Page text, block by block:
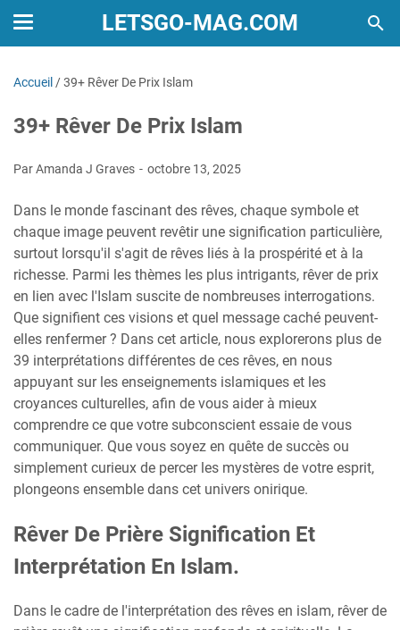
LETSGO-MAG.COM
Accueil /39+ Rêver De Prix Islam
39+ Rêver De Prix Islam
Par Amanda J Graves octobre 13, 2025
Dans le monde fascinant des rêves, chaque symbole et
chaque image peuvent revêtir une signification particulière,
surtout lorsqu'il s'agit de rêves liés à la prospérité et à la
richesse. Parmi les thèmes les plus intrigants, rêver de prix
en lien avec l'Islam suscite de nombreuses interrogations.
Que signifient ces visions et quel message caché peuvent-
elles renfermer ? Dans cet article, nous explorerons plus de
39 interprétations différentes de ces rêves, en nous
appuyant sur les enseignements islamiques et les
croyances culturelles, afin de vous aider à mieux
comprendre ce que votre subconscient essaie de vous
communiquer. Que vous soyez en quête de succès ou
simplement curieux de percer les mystères de votre esprit,
plongeons ensemble dans cet univers onirique.
Rêver De Prière Signification Et
Interprétation En Islam.
Dans le cadre de l'interprétation des rêves en islam, rêver de